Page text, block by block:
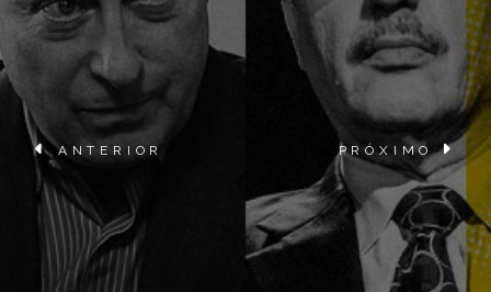
ANTERIOR PRÓXIMO